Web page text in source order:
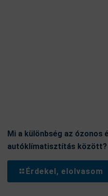
Mi a különbség az ózonos
autóklímatisztítás között?
Érdekel, elolvasom